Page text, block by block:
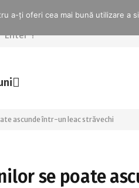
ascunde într-un leac străvechi
se poate
a-ți oferi cea mai bună utilizare a